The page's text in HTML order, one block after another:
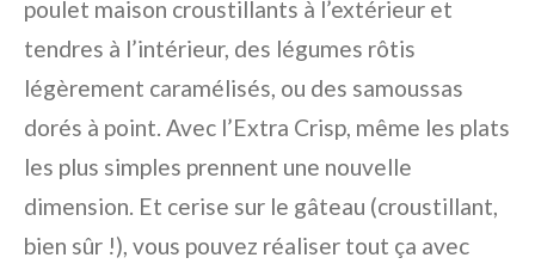
poulet maison croustillants à l’extérieur et
tendres à l’intérieur, des légumes rôtis
légèrement caramélisés, ou des samoussas
dorés à point. Avec l’Extra Crisp, même les plats
les plus simples prennent une nouvelle
dimension. Et cerise sur le gâteau (croustillant,
bien sûr !), vous pouvez réaliser tout ça avec